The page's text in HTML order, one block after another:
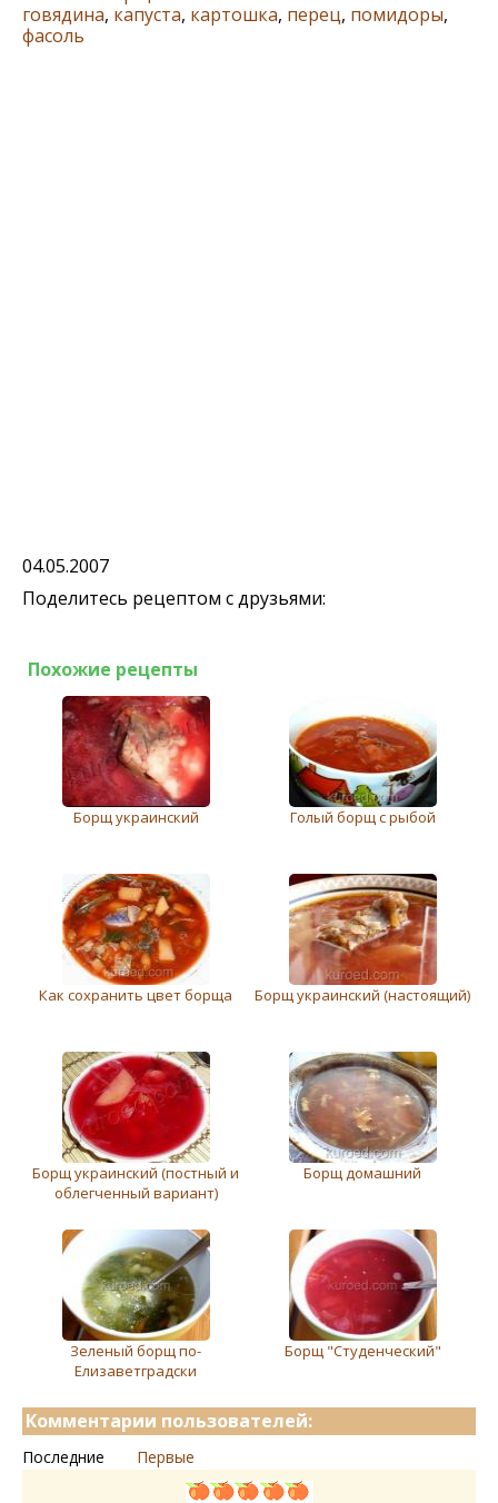
говядина, капуста, картошка, перец, помидоры,
фасоль
04.05.2007
Поделитесь рецептом с друзьями:
Похожие рецепты
Борщ украинский Голый борщ с рыбой
Как сохранить цвет борща Борщ украинский (настоящий)
Борщ украинский (постный и
облeгченный вариант)
Борщ домашний
Зеленый борщ по-
Елизаветградски
Борщ "Студенческий"
Комментарии пользователей:
Последние Первые